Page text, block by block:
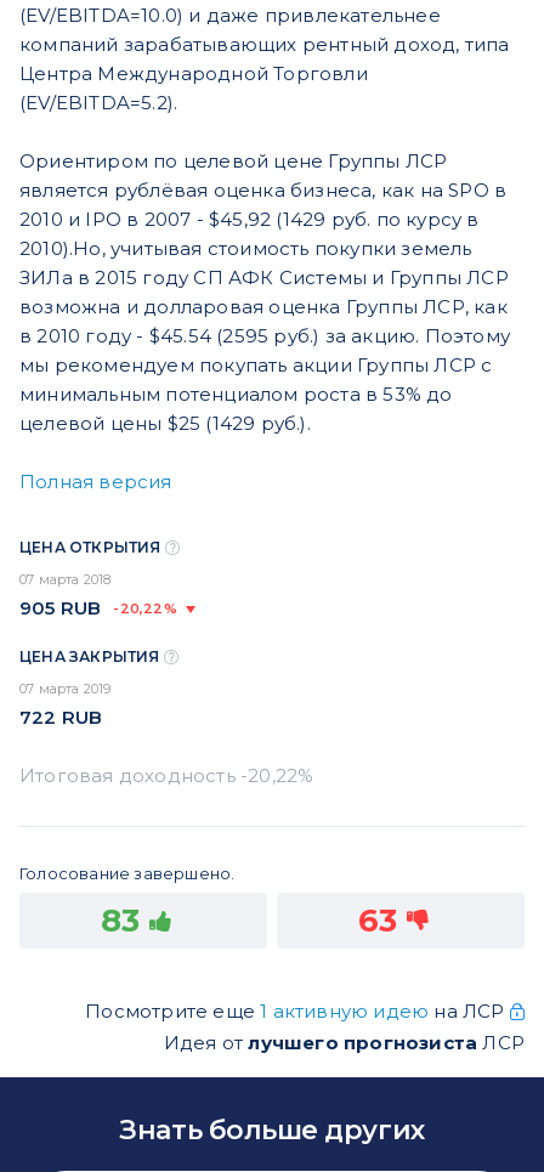
(EV/EBITDA=10.0) и даже привлекательнее
компаний зарабатывающих рентный доход, типа
Центра Международной Торговли
(EV/EBITDA=5.2).
Ориентиром по целевой цене Группы ЛСР
является рублёвая оценка бизнеса, как на SPO в
2010 и IPO в 2007 - $45,92 (1429 руб. по курсу в
2010).Но, учитывая стоимость покупки земель
ЗИЛа в 2015 году СП АФК Системы и Группы ЛСР
возможна и долларовая оценка Группы ЛСР, как
в 2010 году - $45.54 (2595 руб.) за акцию. Поэтому
мы рекомендуем покупать акции Группы ЛСР с
минимальным потенциалом роста в 53% до
целевой цены $25 (1429 руб.).
Полная версия
ЦЕНА ОТКРЫТИЯ
07 марта 2018
905 RUB -20,22%
ЦЕНА ЗАКРЫТИЯ
07 марта 2019
722 RUB
Голосование завершено.
83 63
Посмотрите еще1 активную идею на ЛСР
Идея отлучшего прогнозиста ЛСР
Знать больше других